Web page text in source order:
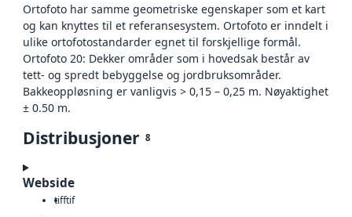
Ortofoto har samme geometriske egenskaper som et kart
og kan knyttes til et referansesystem. Ortofoto er inndelt i
ulike ortofotostandarder egnet til forskjellige formål.
Ortofoto 20: Dekker områder som i hovedsak består av
tett- og spredt bebyggelse og jordbruksområder.
Bakkeoppløsning er vanligvis > 0,15 – 0,25 m. Nøyaktighet
± 0.50 m.
Distribusjoner 8
Webside
tifftif